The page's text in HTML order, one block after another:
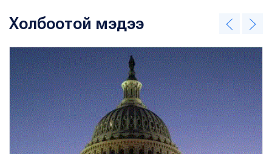
Холбоотой мэдээ